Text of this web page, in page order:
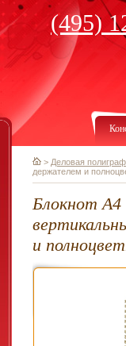
(495)
> Деловая
держателем и
Блокнот А4
и